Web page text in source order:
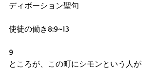
ディボーション聖句
使徒の働き8:9~13
9
ところが、この町にシモンという人が